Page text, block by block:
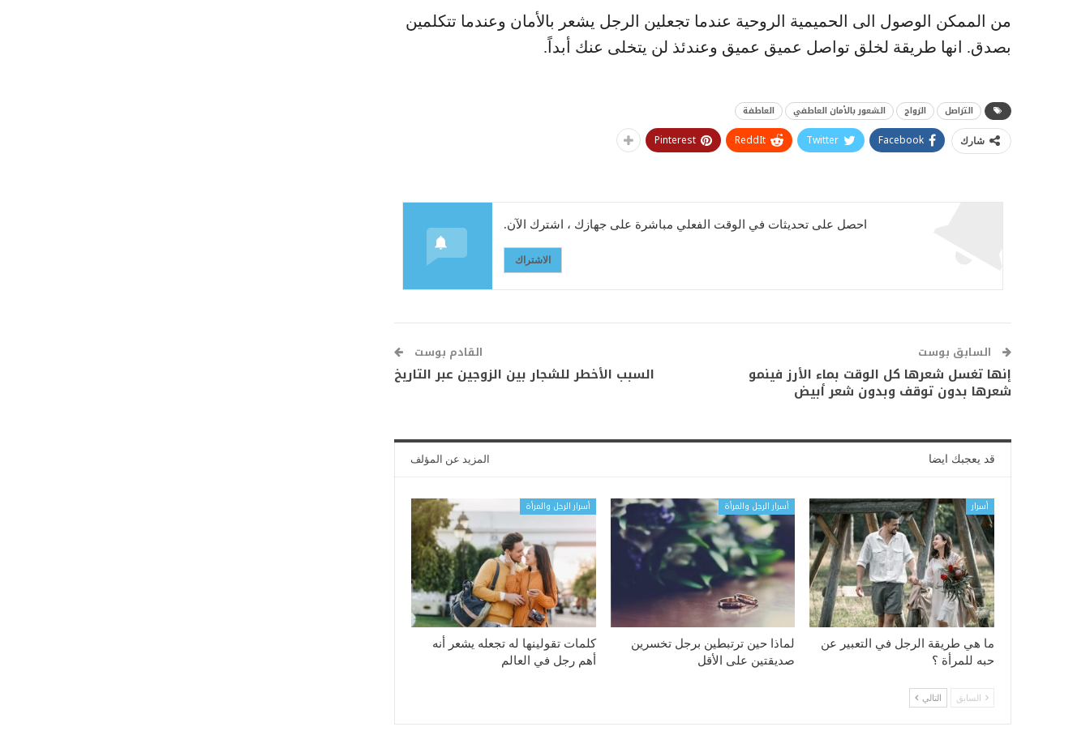
من الممكن الوصول الى الحميمية الروحية عندما تجعلين الرجل يشعر بالأمان وعندما تتكلمين
بصدق. انها طريقة لخلق تواصل عميق عميق وعندئذ لن يتخلى عنك أبداً.
التزاصل الزواج الشعور بالأمان العاطفي العاطفة
شارك Facebook
Twitter
ReddIt
Pinterest
احصل على تحديثات في الوقت الفعلي مباشرة على جهازك ، اشترك الآن.
الاشتراك
السابق بوست
إنها تغسل شعرها كل الوقت بماء الأرز فينمو
شعرها بدون توقف وبدون شعر أبيض
القادم بوست
السبب الأخطر للشجار بين الزوجين عبر التاريخ
قد يعجبك ايضا المزيد عن المؤلف
أسرار
ما هي طريقة الرجل في التعبير عن
حبه للمرأة ؟
أسرار الرجل والمرأة
لماذا حين ترتبطين برجل تخسرين
صديقتين على الأقل
أسرار الرجل والمرأة
كلمات تقولينها له تجعله يشعر أنه
أهم رجل في العالم
السابق التالي